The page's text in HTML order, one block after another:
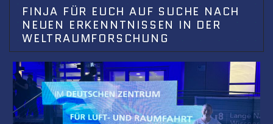
FINJA FÜR EUCH AUF SUCHE NACH
NEUEN ERKENNTNISSEN IN DER
WELTRAUMFORSCHUNG